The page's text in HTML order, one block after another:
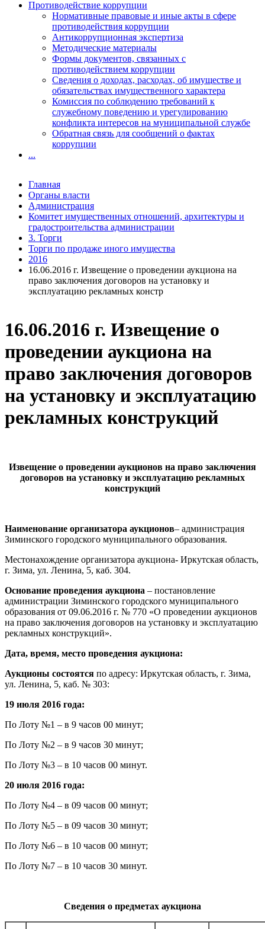
16.06.2016 г. Извещение о
проведении аукциона на
право заключения договоров
на установку и эксплуатацию
рекламных конструкций
Извещение о проведении аукционов на право заключения
договоров на установку и эксплуатацию рекламных
конструкций
Наименование организатора аукционов– администрация
Зиминского городского муниципального образования.
Местонахождение организатора аукциона- Иркутская область,
г. Зима, ул. Ленина, 5, каб. 304.
Основание проведения аукциона – постановление
администрации Зиминского городского муниципального
образования от 09.06.2016 г. № 770 «О проведении аукционов
на право заключения договоров на установку и эксплуатацию
рекламных конструкций».
Дата, время, место проведения аукциона:
Аукционы состоятся по адресу: Иркутская область, г. Зима,
ул. Ленина, 5, каб. № 303:
19 июля 2016 года:
По Лоту №1 – в 9 часов 00 минут;
По Лоту №2 – в 9 часов 30 минут;
По Лоту №3 – в 10 часов 00 минут.
20 июля 2016 года:
По Лоту №4 – в 09 часов 00 минут;
По Лоту №5 – в 09 часов 30 минут;
По Лоту №6 – в 10 часов 00 минут;
По Лоту №7 – в 10 часов 30 минут.
Сведения о предметах аукциона
Противодействие коррупции
Нормативные правовые и иные акты в сфере
противодействия коррупции
Антикоррупционная экспертиза
Методические материалы
Формы документов, связанных с
противодействием коррупции
Сведения о доходах, расходах, об имуществе и
обязательствах имущественного характера
Комиссия по соблюдению требований к
служебному поведению и урегулированию
конфликта интересов на муниципальной службе
Обратная связь для сообщений о фактах
коррупции
...
Главная
Органы власти
Администрация
Комитет имущественных отношений, архитектуры и
градостроительства администрации
3. Торги
Торги по продаже иного имущества
2016
16.06.2016 г. Извещение о проведении аукциона на
право заключения договоров на установку и
эксплуатацию рекламных констр